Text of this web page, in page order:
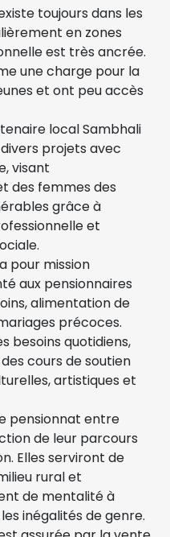
toujours dans les
en zones
est très ancrée.
une charge pour la
et ont peu accès
local Sambhali
projets avec
visant
des femmes des
grâce à
et
pour mission
aux pensionnaires
alimentation de
précoces.
besoins quotidiens,
cours de soutien
artistiques et
pensionnat entre
de leur parcours
Elles serviront de
rural et
de mentalité à
inégalités de genre.